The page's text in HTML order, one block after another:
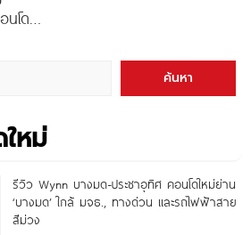
นโด
ค้นหา
หม่
รีวิว Wynn บางมด-ประชาอุทิศ คอนโดใหม่ย่าน
‘บางมด’ ใกล้ มจธ., ทางด่วน และรถไฟฟ้าสาย
สีม่วง